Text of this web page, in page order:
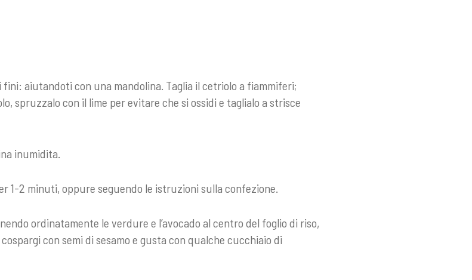
aiutandoti con una mandolina. Taglia il cetriolo a fiammiferi;
spruzzalo con il lime per evitare che si ossidi e taglialo a strisce
inumidita.
1-2 minuti, oppure seguendo le istruzioni sulla confezione.
ordinatamente le verdure e l’avocado al centro del foglio di riso,
con semi di sesamo e gusta con qualche cucchiaio di